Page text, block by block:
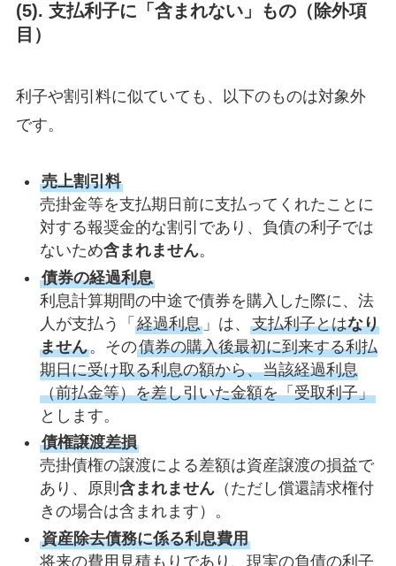
(5). 支払利子に「含まれない」もの（除外項
目）
利子や割引料に似ていても、以下のものは対象外
です。
売上割引料
売掛金等を支払期日前に支払ってくれたことに
対する報奨金的な割引であり、負債の利子では
ないため含まれません。
債券の経過利息
利息計算期間の中途で債券を購入した際に、法
人が支払う「 経過利息」は、 支払利子とはなり
ません。その債券の購入後最初に到来する利払
期日に受け取る利息の額から、当該経過利息
（前払金等）を差し引いた金額を「受取利子」
とします。
債権譲渡差損
売掛債権の譲渡による差額は資産譲渡の損益で
あり、原則 含まれません（ただし償還請求権付
きの場合は含まれます）。
資産除去債務に係る利息費用
将来の費用見積もりであり、現実の負債の利子